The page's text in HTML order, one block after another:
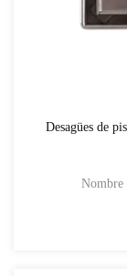
Desagües de